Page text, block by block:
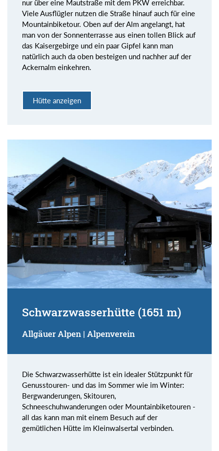
nur über eine Mautstraße mit dem PKW erreichbar.
Viele Ausflügler nutzen die Straße hinauf auch für eine
Mountainbiketour. Oben auf der Alm angelangt, hat
man von der Sonnenterrasse aus einen tollen Blick auf
das Kaisergebirge und ein paar Gipfel kann man
natürlich auch da oben besteigen und nachher auf der
Ackernalm einkehren.
Hütte anzeigen
Schwarzwasserhütte (1651 m)
Allgäuer Alpen | Alpenverein
Die Schwarzwasserhütte ist ein idealer Stützpunkt für
Genusstouren- und das im Sommer wie im Winter:
Bergwanderungen, Skitouren,
Schneeschuhwanderungen oder Mountainbiketouren -
all das kann man mit einem Besuch auf der
gemütlichen Hütte im Kleinwalsertal verbinden.